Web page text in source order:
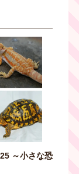
～小さな恐